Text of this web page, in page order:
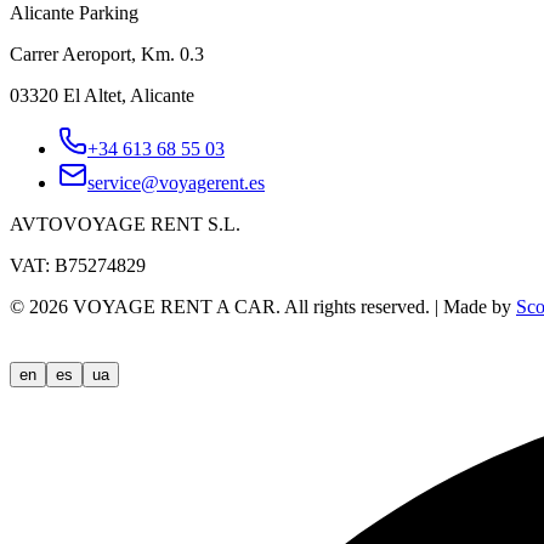
Alicante Parking
Carrer Aeroport, Km. 0.3
03320 El Altet, Alicante
+34 613 68 55 03
service@voyagerent.es
AVTOVOYAGE RENT S.L.
VAT: B75274829
© 2026 VOYAGE RENT A CAR. All rights reserved. | Made by
en es ua